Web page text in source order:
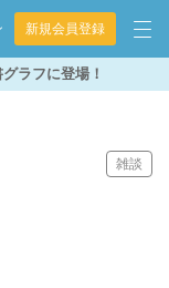
新規会員登録
ラフに登場！
雑談